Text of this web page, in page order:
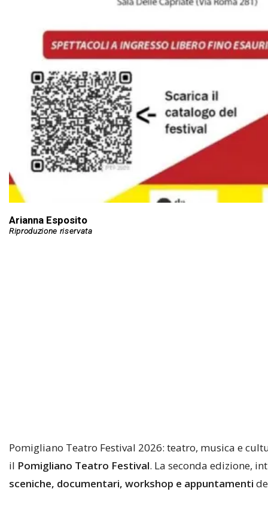
Arianna Esposito
Pomigliano Teatro Festival 2026: teatro, musica e
il Pomigliano Teatro Festival. La seconda edizione,
sceniche, documentari, workshop e appuntamenti